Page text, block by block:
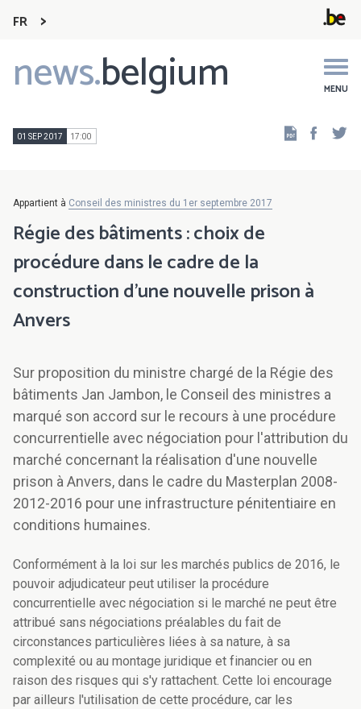
FR
news.belgium MENU
Main
navigation
01 SEP 2017 17:00
Appartient à Conseil des ministres du 1er septembre 2017
Régie des bâtiments : choix de
procédure dans le cadre de la
construction d'une nouvelle prison à
Anvers
Sur proposition du ministre chargé de la Régie des
bâtiments Jan Jambon, le Conseil des ministres a
marqué son accord sur le recours à une procédure
concurrentielle avec négociation pour l'attribution du
marché concernant la réalisation d'une nouvelle
prison à Anvers, dans le cadre du Masterplan 2008-
2012-2016 pour une infrastructure pénitentiaire en
conditions humaines.
Conformément à la loi sur les marchés publics de 2016, le
pouvoir adjudicateur peut utiliser la procédure
concurrentielle avec négociation si le marché ne peut être
attribué sans négociations préalables du fait de
circonstances particulières liées à sa nature, à sa
complexité ou au montage juridique et financier ou en
raison des risques qui s'y rattachent. Cette loi encourage
par ailleurs l'utilisation de cette procédure, car les